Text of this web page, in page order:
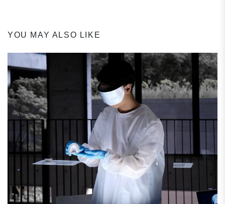
YOU MAY ALSO LIKE